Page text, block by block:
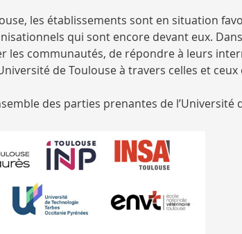
les établissements sont en situation
qui sont encore devant eux.
les communautés, de répondre à leurs
de Toulouse à travers celles et
des parties prenantes de l’Université